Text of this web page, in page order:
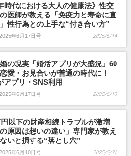
時代における大人の健康法》性交
医師が教える「免疫力と寿命に直
性行為との上手な“付き合い方”
年6月17日号 2025/6/14
の現実「婚活アプリが大盛況」60
愛・お見合いが普通の時代に！
アプリ・SNS利用
年6月17日号 2025/6/13
以下の財産相続トラブルが激増
の原因は想いの違い」専門家が教え
いと損する“落とし穴”
年6月10日号 2025/5/31